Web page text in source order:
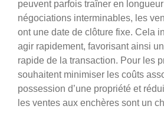
peuvent parfois traîner en
négociations interminables, les
ont une date de clôture fixe. Cela
agir rapidement, favorisant ainsi
rapide de la transaction. Pour les
souhaitent minimiser les coûts
possession d’une propriété et
les ventes aux enchères sont un